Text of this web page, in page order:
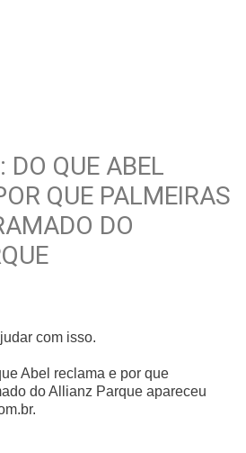
DO QUE ABEL
QUE PALMEIRAS
DO
com isso.
Abel reclama e por que
do Allianz Parque apareceu